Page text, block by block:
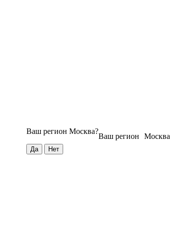
Москва
Ваш регион
Ваш регион Москва?